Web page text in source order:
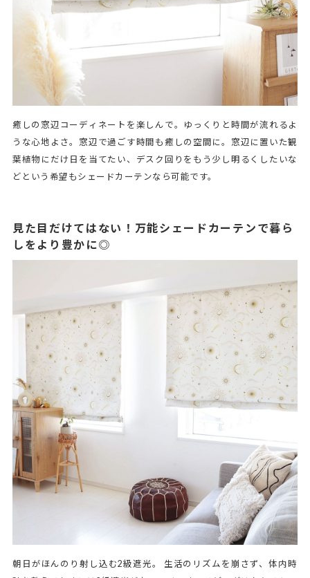
癒しの窓辺コーディネートを楽しんで。ゆっくりと時間が流れるよ
うな心地よさ。窓辺で過ごす時間も癒しの空間に。窓辺に置いた観
葉植物にだけ日を当てたい、デスク回りをもう少し明るくしたいな
どという希望もシェードカーテンなら可能です。
見た目だけてはない！万能シェードカーテンで暮ら
しをより豊かに◎
朝日がほんのり射し込む2級遮光。 生活のリズムを崩さず、体内時